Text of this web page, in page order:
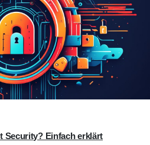
Security? Einfach erklärt